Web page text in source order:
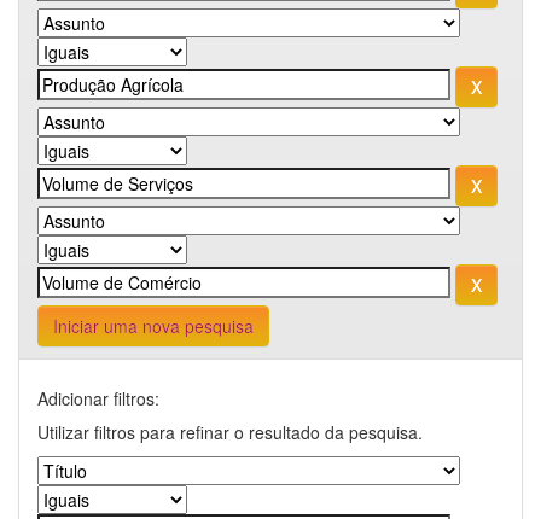
Iniciar uma nova pesquisa
Adicionar filtros:
Utilizar filtros para refinar o resultado da pesquisa.